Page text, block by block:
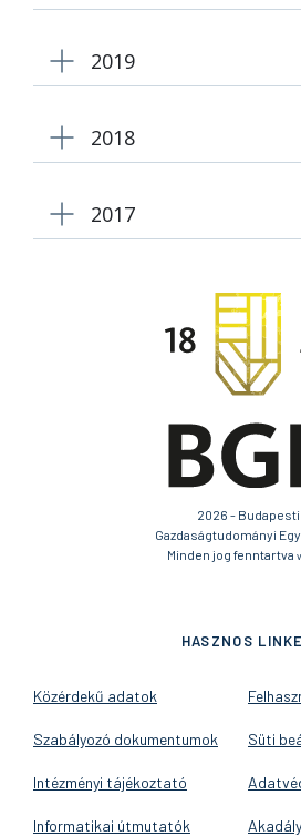
2019
2018
2017
2026 - Budapesti
Gazdaságtudományi
Minden jog fenntartva
HASZNOS
Közérdekű adatok
Szabályozó dokumentumok
Intézményi tájékoztató
Informatikai útmutatók
Süti